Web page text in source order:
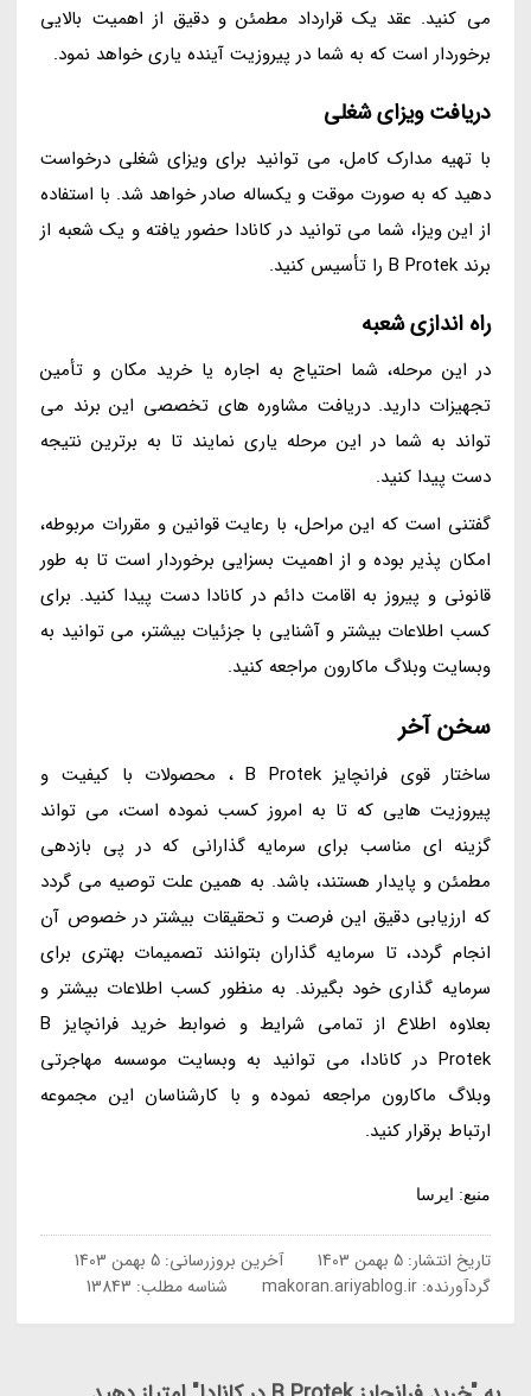
می کنید. عقد یک قرارداد مطمئن و دقیق از اهمیت بالایی
برخوردار است که به شما در پیروزیت آینده یاری خواهد نمود.
دریافت ویزای شغلی
با تهیه مدارک کامل، می توانید برای ویزای شغلی درخواست
دهید که به صورت موقت و یکساله صادر خواهد شد. با استفاده
از این ویزا، شما می توانید در کانادا حضور یافته و یک شعبه از
برند B Protek را تأسیس کنید.
راه اندازی شعبه
در این مرحله، شما احتیاج به اجاره یا خرید مکان و تأمین
تجهیزات دارید. دریافت مشاوره های تخصصی این برند می
تواند به شما در این مرحله یاری نمایند تا به برترین نتیجه
دست پیدا کنید.
گفتنی است که این مراحل، با رعایت قوانین و مقررات مربوطه،
امکان پذیر بوده و از اهمیت بسزایی برخوردار است تا به طور
قانونی و پیروز به اقامت دائم در کانادا دست پیدا کنید. برای
کسب اطلاعات بیشتر و آشنایی با جزئیات بیشتر، می توانید به
وبسایت وبلاگ ماکارون مراجعه کنید.
سخن آخر
ساختار قوی فرانچایز B Protek ، محصولات با کیفیت و
پیروزیت هایی که تا به امروز کسب نموده است، می تواند
گزینه ای مناسب برای سرمایه گذارانی که در پی بازدهی
مطمئن و پایدار هستند، باشد. به همین علت توصیه می گردد
که ارزیابی دقیق این فرصت و تحقیقات بیشتر در خصوص آن
انجام گردد، تا سرمایه گذاران بتوانند تصمیمات بهتری برای
سرمایه گذاری خود بگیرند. به منظور کسب اطلاعات بیشتر و
بعلاوه اطلاع از تمامی شرایط و ضوابط خرید فرانچایز B
Protek در کانادا، می توانید به وبسایت موسسه مهاجرتی
وبلاگ ماکارون مراجعه نموده و با کارشناسان این مجموعه
ارتباط برقرار کنید.
منبع: ایرسا
تاریخ انتشار:5 بهمن 1403 آخرین بروزرسانی:5 بهمن 1403
گردآورنده:makoran.ariyablog.ir شناسه مطلب: 13843